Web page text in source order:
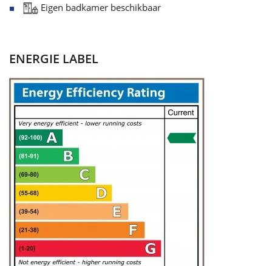
Eigen badkamer beschikbaar
ENERGIE LABEL